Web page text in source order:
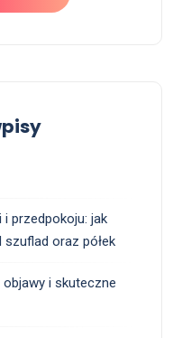
przedpokoju: jak
szuflad oraz półek
objawy i skuteczne